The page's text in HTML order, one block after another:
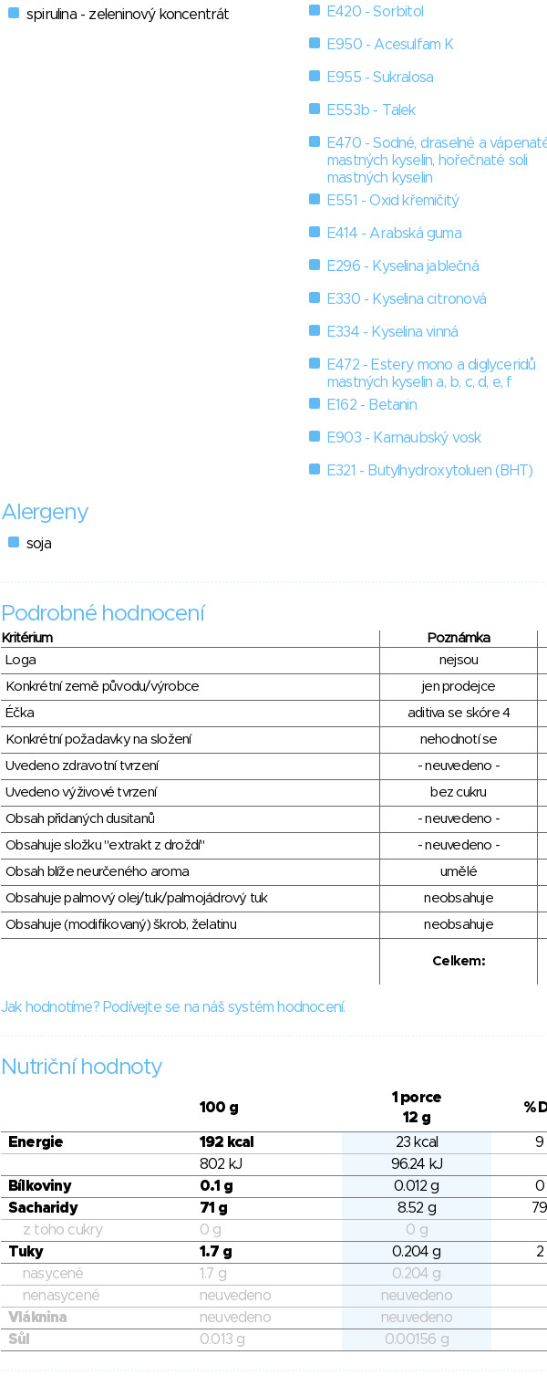
spirulina - zeleninový koncentrát
E420 - Sorbitol
E950 - Acesulfam K
E955 - Sukralosa
E553b - Talek
E470 - Sodné, draselné a
mastných kyselin, hořečnaté soli
mastných kyselin
E551 - Oxid křemičitý
E414 - Arabská guma
E296 - Kyselina jablečná
E330 - Kyselina citronová
E334 - Kyselina vinná
E472 - Estery mono a diglyceridů
mastných kyselin a, b, c, d, e, f
E162 - Betanin
E903 - Karnaubský vosk
E321 - Butylhydroxytoluen (BHT)
Alergeny
soja
Podrobné hodnocení
Kritérium
Poznámka
Loga
nejsou
Konkrétní země původu/výrobce
jen prodejce
Éčka
aditiva se skóre 4
Konkrétní požadavky na složení
nehodnotí se
Uvedeno zdravotní tvrzení
- neuvedeno -
Uvedeno výživové tvrzení
bez cukru
Obsah přidaných dusitanů
- neuvedeno -
Obsahuje složku "extrakt z droždí"
- neuvedeno -
Obsah blíže neurčeného aroma
umělé
Obsahuje palmový olej/tuk/palmojádrový tuk
neobsahuje
Obsahuje (modifikovaný) škrob, želatinu
neobsahuje
Celkem:
Jak hodnotíme? Podívejte se na náš systém hodnocení.
Nutriční hodnoty
100 g
1 porce
12 g
%
Energie 192 kcal 23 kcal
9
802 kJ
96.24 kJ
Bílkoviny
0.1 g 0.012 g
0
Sacharidy
71 g 8.52 g
z toho cukry
0 g
0 g
Tuky
1.7 g 0.204 g
2
nasycené
1.7 g
0.204 g
nenasycené
neuvedeno
neuvedeno
Vláknina
neuvedeno
neuvedeno
Sůl
0.013 g 0.00156 g